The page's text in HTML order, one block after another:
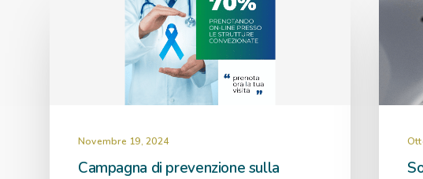
Novembre 19, 2024
Campagna di prevenzione sulla